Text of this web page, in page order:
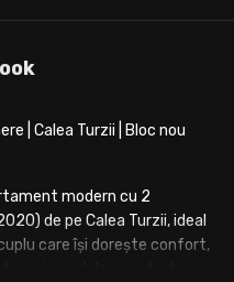
| Calea Turzii | Bloc nou
modern cu 2
de pe Calea Turzii, ideal
cuplu care își dorește confort,